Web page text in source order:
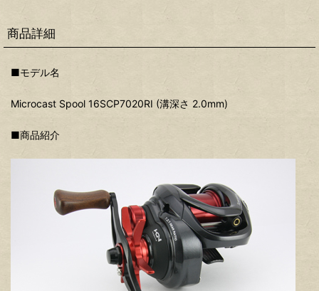
商品詳細
■モデル名
Microcast Spool 16SCP7020RI (溝深さ 2.0mm)
■商品紹介